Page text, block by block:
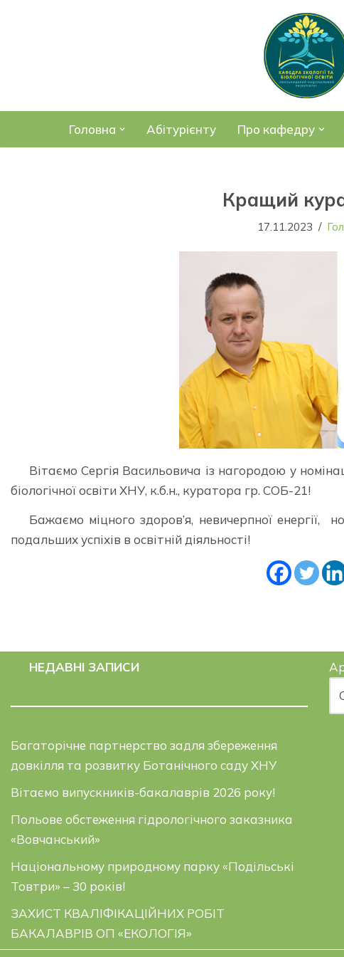
Головна Абітурієнту Про кафедру
Кращий
17.11.2023
Вітаємо Сергія Васильовича із нагородою у
біологічної освіти ХНУ, к.б.н., куратора гр. СОБ-21!
Бажаємо міцного здоров’я, невичерпної енергії,
подальших успіхів в освітній діяльності!
НЕДАВНІ ЗАПИСИ
Багаторічне партнерство задля збереження
довкілля та розвитку Ботанічного саду ХНУ
Вітаємо випускників-бакалаврів 2026 року!
Польове обстеження гідрологічного заказника
«Вовчанський»
Національному природному парку «Подільські
Товтри» – 30 років!
ЗАХИСТ КВАЛІФІКАЦІЙНИХ РОБІТ
БАКАЛАВРІВ ОП «ЕКОЛОГІЯ»